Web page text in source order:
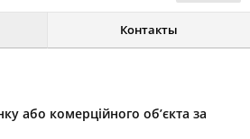
Контакты
або комерційного об’єкта за